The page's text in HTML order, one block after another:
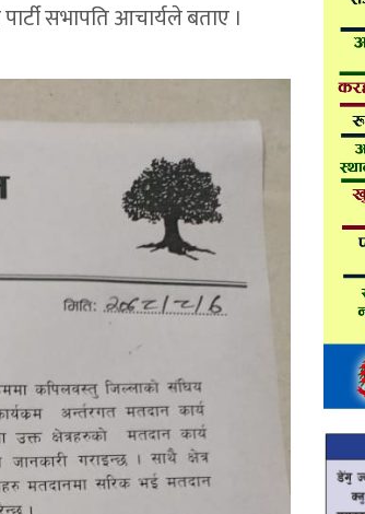
सभापति आचार्यले बताए ।